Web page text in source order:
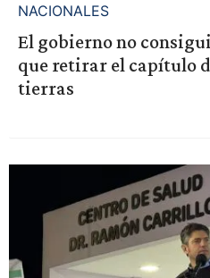
NACIONALES
El gobierno no
que retirar el capítulo
tierras